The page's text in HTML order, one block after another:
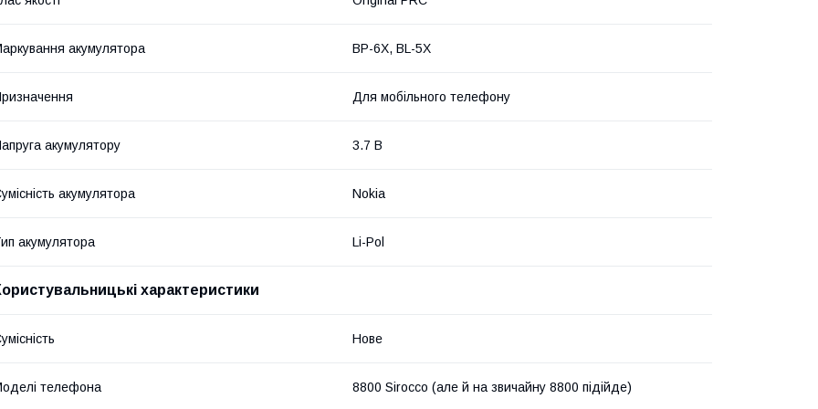
акумулятора BP-6X, BL-5X
Для мобільного телефону
акумулятору 3.7 В
акумулятора Nokia
акумулятора Li-Pol
характеристики
Нове
телефона 8800 Sirocco (але й на звичайну 8800 підійде)